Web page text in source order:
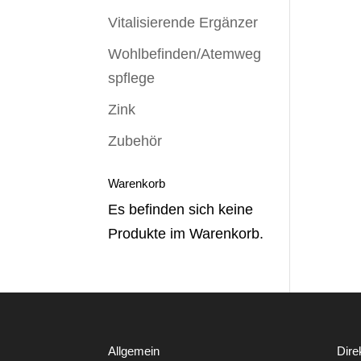
Vitalisierende Ergänzer
Wohlbefinden/Atemweg
spflege
Zink
Zubehör
Warenkorb
Es befinden sich keine
Produkte im Warenkorb.
Allgemein